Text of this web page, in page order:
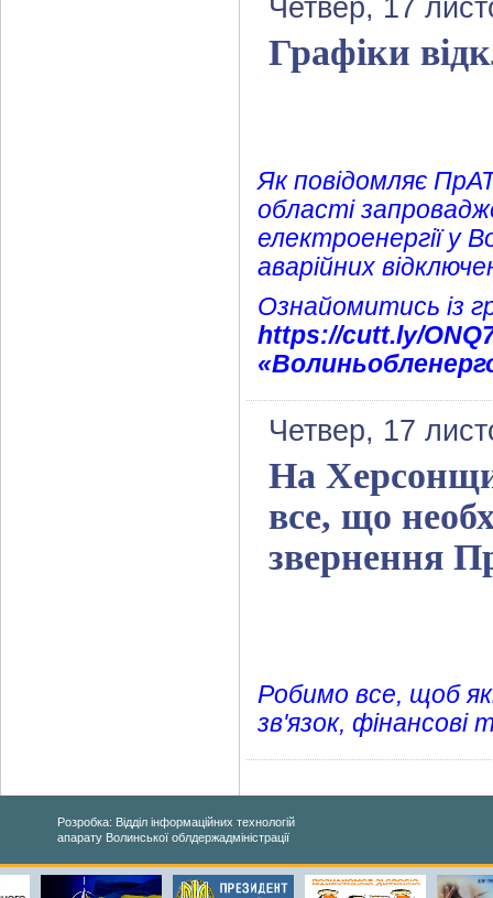
Четвер, 17
Графіки
Як повідомляє
області
електроенергії у
аварійних
Ознайомитись із
https://cutt.ly/
Четвер, 17
На
все, що
звернення
Робимо все, щоб
зв'язок, фінансові
Розробка: Відділ інформаційних технологій
апарату Волинської облдержадміністрації